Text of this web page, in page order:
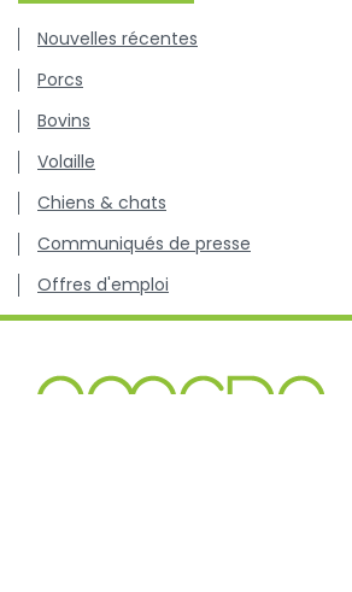
Nouvelles récentes
Porcs
Bovins
Volaille
Chiens & chats
Communiqués de presse
Offres d'emploi